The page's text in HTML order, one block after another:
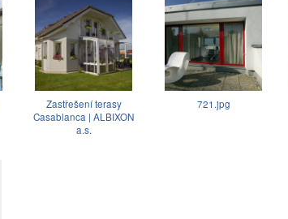
Zastřešení terasy
Casablanca | ALBIXON
a.s.
721.jpg